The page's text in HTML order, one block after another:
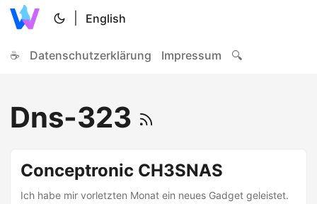
English
☕ Datenschutzerklärung Impressum 🔍
Dns-323
Conceptronic CH3SNAS
Ich habe mir vorletzten Monat ein neues Gadget geleistet.